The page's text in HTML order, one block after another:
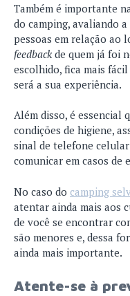
Também é importante
do camping, avaliando
pessoas em relação ao
feedback de quem já foi
escolhido, fica mais
será a sua experiência.
Além disso, é essencial
condições de higiene,
sinal de telefone
comunicar em casos de
No caso do camping
atentar ainda mais aos
de você se encontrar
são menores e, dessa
ainda mais importante.
Atente-se à